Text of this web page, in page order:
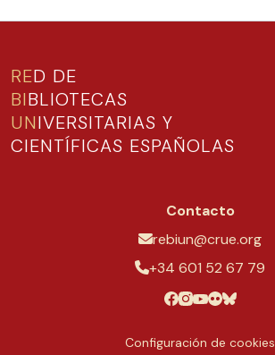
RED DE
BIBLIOTECAS
UNIVERSITARIAS Y
CIENTÍFICAS ESPAÑOLAS
Contacto
rebiun@crue.org
+34 601 52 67 79
Configuración de cookies